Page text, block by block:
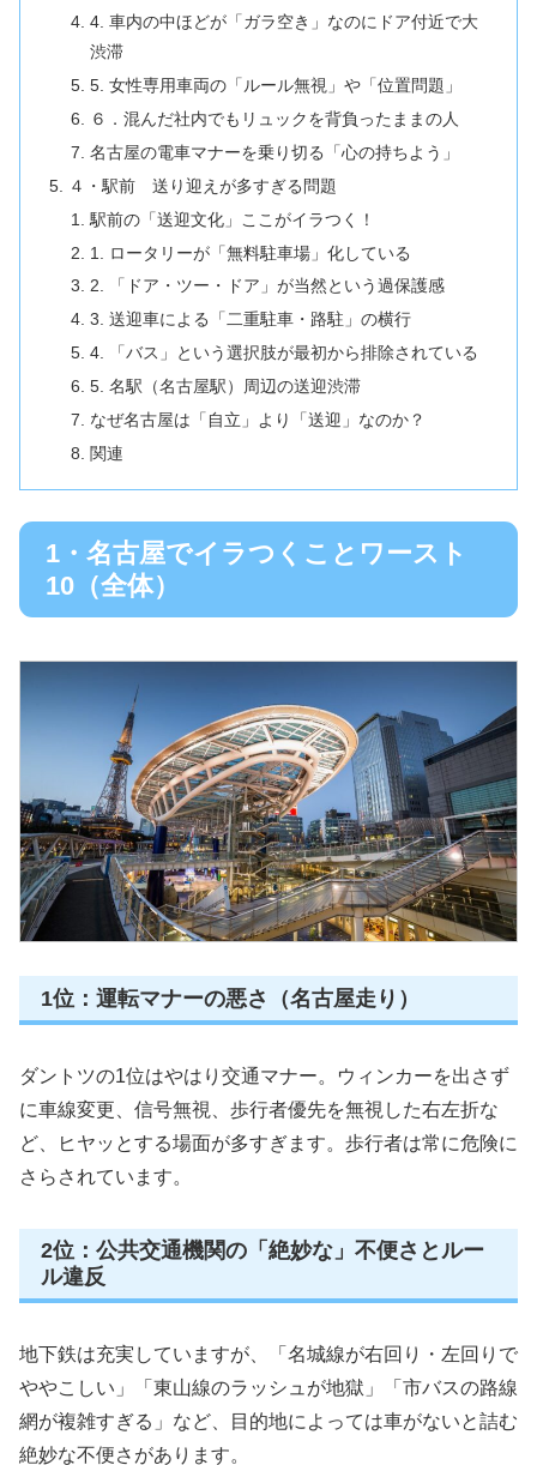
4. 車内の中ほどが「ガラ空き」なのにドア付近で大
渋滞
5. 女性専用車両の「ルール無視」や「位置問題」
６．混んだ社内でもリュックを背負ったままの人
名古屋の電車マナーを乗り切る「心の持ちよう」
４・駅前 送り迎えが多すぎる問題
駅前の「送迎文化」ここがイラつく！
1. ロータリーが「無料駐車場」化している
2. 「ドア・ツー・ドア」が当然という過保護感
3. 送迎車による「二重駐車・路駐」の横行
4. 「バス」という選択肢が最初から排除されている
5. 名駅（名古屋駅）周辺の送迎渋滞
なぜ名古屋は「自立」より「送迎」なのか？
関連
1・名古屋でイラつくことワースト
10（全体）
1位：運転マナーの悪さ（名古屋走り）
ダントツの1位はやはり交通マナー。ウィンカーを出さず
に車線変更、信号無視、歩行者優先を無視した右左折な
ど、ヒヤッとする場面が多すぎます。歩行者は常に危険に
さらされています。
2位：公共交通機関の「絶妙な」不便さとルー
ル違反
地下鉄は充実していますが、「名城線が右回り・左回りで
ややこしい」「東山線のラッシュが地獄」「市バスの路線
網が複雑すぎる」など、目的地によっては車がないと詰む
絶妙な不便さがあります。